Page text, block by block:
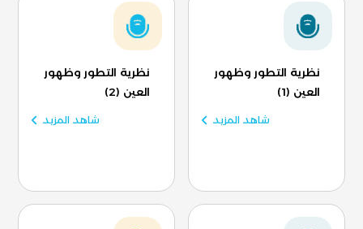
نظرية التطور وظهور
العين (1)
شاهد المزيد
نظرية التطور وظهور
العين (2)
شاهد المزيد